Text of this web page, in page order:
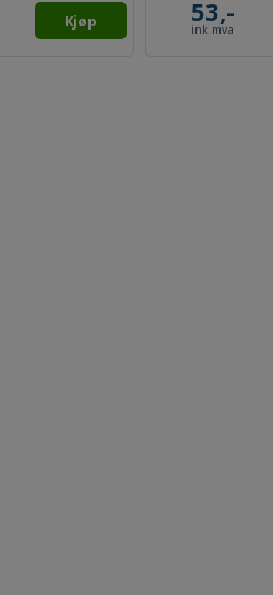
Kjøp 53,-
ink mva